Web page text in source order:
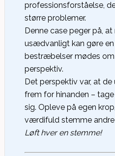
professionsforståelse,
større problemer.
Denne case peger på,
usædvanligt kan gøre
bestræbelser mødes
perspektiv.
Det perspektiv var, at
frem for hinanden –
sig. Opleve på egen
værdifuld stemme
Løft hver en stemme!